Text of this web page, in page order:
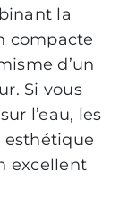
la
compacte
d’un
Si vous
l’eau, les
esthétique
excellent